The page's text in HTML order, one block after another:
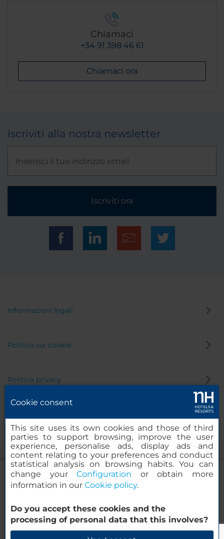
NH Collection Salzburg City
Chiamaci
+34 91 398 46 61
Chiamaci ora
Iscriviti alla nostra newsletter
Iscriviti ora
Informazioni legali
Politica sui cookie
Politica privacy
© 2000-2026 MINOR HOTELS EUROPE & AMERICAS Santa Engracia
120. 28003 Madrid, Spagna
Cookie consent
This site uses its own cookies and those of third
parties to support browsing, improve the user
experience, personalise ads, display ads and
content relating to your preferences and conduct
statistical analysis on browsing habits. You can
change yourConfiguration or obtain more
information in our Cookie policy.
Do you accept these cookies and the
processing of personal data that this involves?